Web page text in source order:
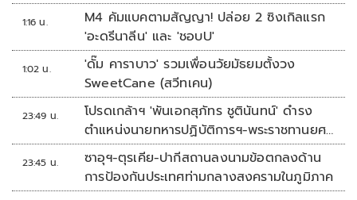
1:16 น.
M4 คัมแบคตามสัญญา! ปล่อย 2 ซิงเกิลแรก
'อะดรีนาลีน' และ 'ชอบU'
1:02 น.
'ดั๊ม คาราบาว' รวมเพื่อนวัยมัธยมตั้งวง
SweetCane (สวีทเคน)
23:49 น.
โปรดเกล้าฯ 'พันเอกสุภัทร ชูตินันทน์' ดำรง
ตำแหน่งนายทหารปฏิบัติการฯ-พระราชทานยศ
'พลตรี'
23:45 น.
ซาอุฯ-ตุรเคีย-ปากีสถานลงนามข้อตกลงด้าน
การป้องกันประเทศท่ามกลางสงครามในภูมิภาค